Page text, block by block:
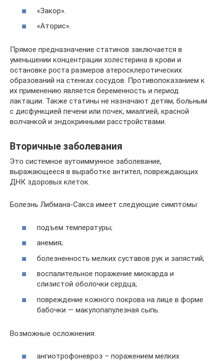
«Закор».
«Аторис».
Прямое предназначение статинов заключается в
уменьшении концентрации холестерина в крови и
остановке роста размеров атеросклеротических
образований на стенках сосудов. Противопоказанием к
их применению является беременность и период
лактации. Также статины не назначают детям, больным
с дисфункцией печени или почек, миалгией, красной
волчанкой и эндокринными расстройствами.
Вторичные заболевания
Это системное аутоиммунное заболевание,
выражающееся в выработке антител, повреждающих
ДНК здоровых клеток.
Болезнь Либмана-Сакса имеет следующие симптомы:
подъем температуры;
анемия;
болезненность мелких суставов рук и запястий;
воспалительное поражение миокарда и
слизистой оболочки сердца;
повреждение кожного покрова на лице в форме
бабочки — макулопапулезная сыпь.
Возможные осложнения:
ангиотрофоневроз – поражением мелких